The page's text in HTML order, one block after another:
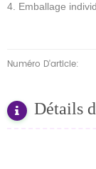
4. Emballage
Numéro D'article:
Détails